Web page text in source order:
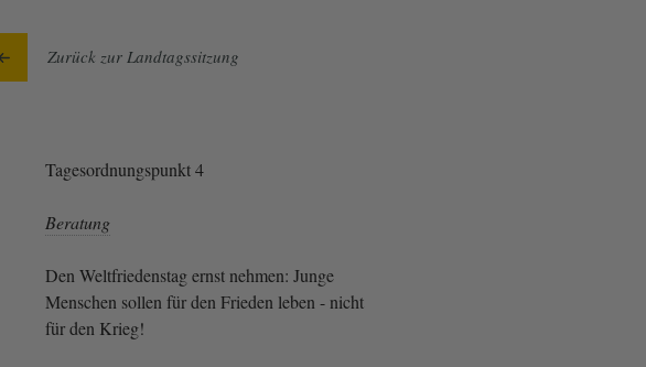
Zurück zur Landtagssitzung
Tagesordnungspunkt 4
Beratung
Den Weltfriedenstag ernst nehmen: Junge
Menschen sollen für den Frieden leben - nicht
für den Krieg!